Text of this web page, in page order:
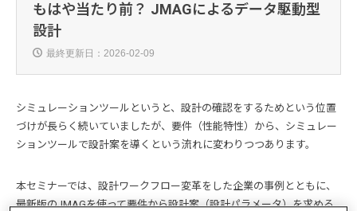
もはや当たり前？ JMAGによるデータ駆動型
設計
最終更新日：2026-02-09
シミュレーションツールというと、設計の確認をするためという位置
づけが長らく続いていましたが、要件（性能特性）から、シミュレー
ションツールで設計案を導くという流れに変わりつつあります。
本セミナーでは、設計ワークフロー変革をした企業の事例とともに、
最新版のJMAGを使って要件から設計案（設計パラメータ）を求める